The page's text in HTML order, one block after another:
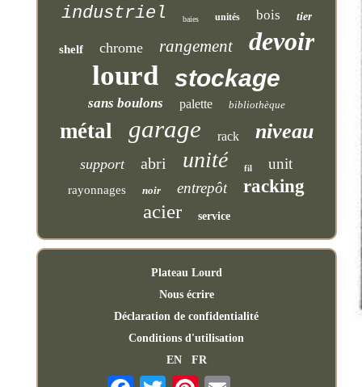
industriel baies unités bois tier
shelf chrome rangement devoir
lourd stockage
sans boulons palette bibliothèque
métal garage rack niveau
support abri unité fil unit
rayonnages noir entrepôt racking
acier service
Plateau Lourd
Nous écrire
Déclaration de confidentialité
Conditions d'utilisation
EN
FR